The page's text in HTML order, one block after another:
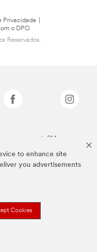
to enhance site
you advertisements
Cookies
Privacidade
o DPO
Reservados.
comerciais da 3M.